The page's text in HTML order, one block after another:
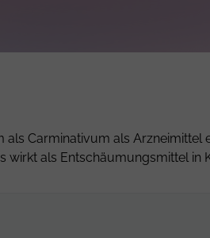
Carminativum als
wirkt als Entschäumungsmittel